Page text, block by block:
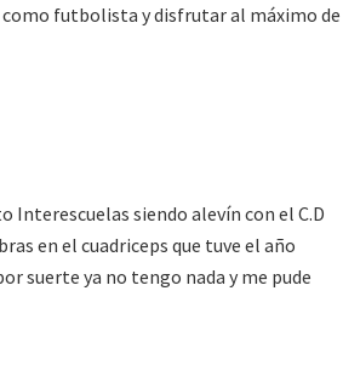
futbolista y disfrutar al máximo de
siendo alevín con el C.D
en el cuadriceps que tuve el año
suerte ya no tengo nada y me pude